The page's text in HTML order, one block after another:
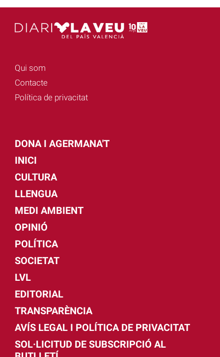
Qui som
Contacte
Política de privacitat
DONA I AGERMANA'T
INICI
CULTURA
LLENGUA
MEDI AMBIENT
OPINIÓ
POLÍTICA
SOCIETAT
LVL
EDITORIAL
TRANSPARÈNCIA
AVÍS LEGAL I POLÍTICA DE PRIVACITAT
SOL·LICITUD DE SUBSCRIPCIÓ AL